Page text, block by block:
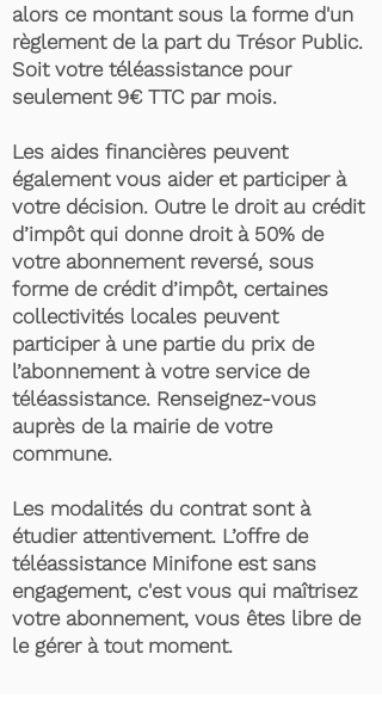
alors ce montant sous la forme d'un
règlement de la part du Trésor Public.
Soit votre téléassistance pour
seulement 9€ TTC par mois.
Les aides financières peuvent
également vous aider et participer à
votre décision. Outre le droit au crédit
d’impôt qui donne droit à 50% de
votre abonnement reversé, sous
forme de crédit d’impôt, certaines
collectivités locales peuvent
participer à une partie du prix de
l’abonnement à votre service de
téléassistance. Renseignez-vous
auprès de la mairie de votre
commune.
Les modalités du contrat sont à
étudier attentivement. L’offre de
téléassistance Minifone est sans
engagement, c'est vous qui maîtrisez
votre abonnement, vous êtes libre de
le gérer à tout moment.